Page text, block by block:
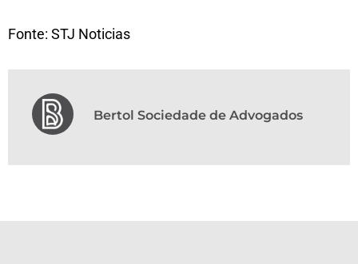
Fonte: STJ Noticias
Bertol Sociedade de Advogados